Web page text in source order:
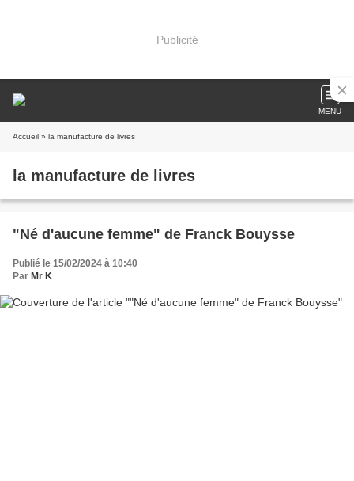
Publicité
MENU
Accueil » la manufacture de livres
la manufacture de livres
"Né d'aucune femme" de Franck Bouysse
Publié le 15/02/2024 à 10:40
Par Mr K